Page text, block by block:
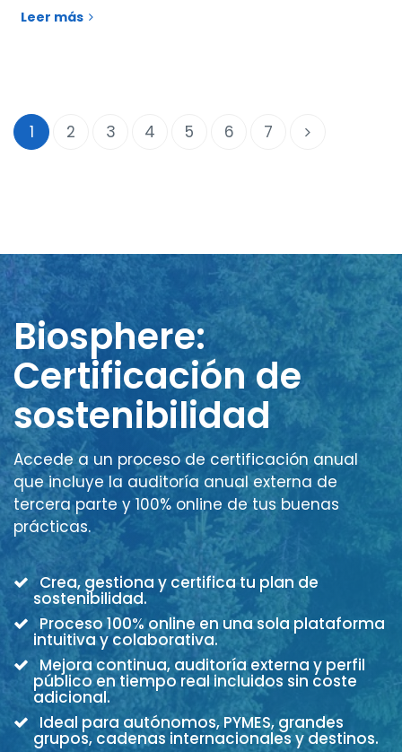
Leer más
1 2 3 4 5 6 7
Biosphere:
Certificación de
sostenibilidad
Accede a un proceso de certificación anual
que incluye la auditoría anual externa de
tercera parte y 100% online de tus buenas
prácticas.
Crea, gestiona y certifica tu plan de
sostenibilidad.
Proceso 100% online en una sola plataforma
intuitiva y colaborativa.
Mejora continua, auditoría externa y perfil
público en tiempo real incluidos sin coste
adicional.
Ideal para autónomos, PYMES, grandes
grupos, cadenas internacionales y destinos.